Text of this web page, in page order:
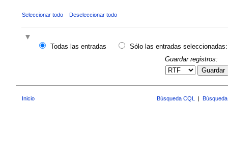
Seleccionar todo Deseleccionar todo
Todas las entradas
Sólo las entradas seleccionadas:
Guardar registros:
Guardar
Inicio Búsqueda CQL